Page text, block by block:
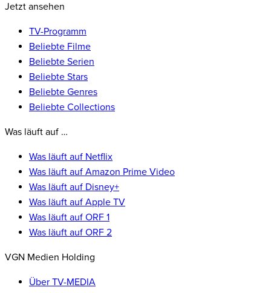
Jetzt ansehen
TV-Programm
Beliebte Filme
Beliebte Serien
Beliebte Stars
Beliebte Genres
Beliebte Collections
Was läuft auf …
Was läuft auf Netflix
Was läuft auf Amazon Prime Video
Was läuft auf Disney+
Was läuft auf Apple TV
Was läuft auf ORF 1
Was läuft auf ORF 2
VGN Medien Holding
Über TV-MEDIA